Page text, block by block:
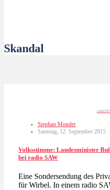
Skandal
Stephan Munder
Samstag, 12. September 2015
Volksstimme: Landesminister
bei radio SAW
Eine Sondersendung des
für Wirbel. In einem radio